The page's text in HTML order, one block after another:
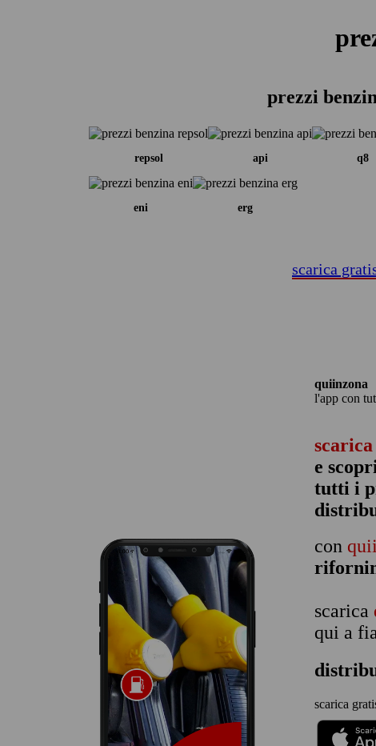
prezzi
repsol api q8
eni erg
scarica
quiinzona
l'app con
e
tutti i
con
scarica
qui a
scarica